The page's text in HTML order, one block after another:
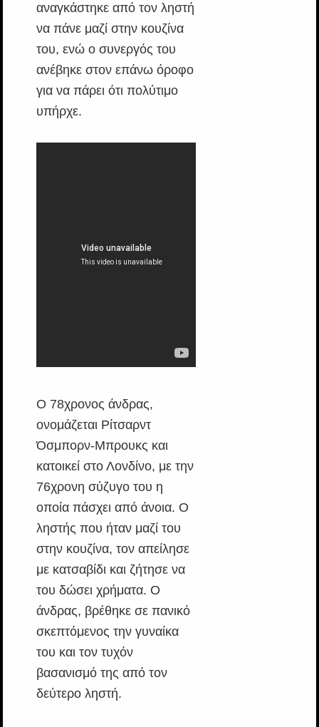
αναγκάστηκε από τον ληστή
να πάνε μαζί στην κουζίνα
του, ενώ ο συνεργός του
ανέβηκε στον επάνω όροφο
για να πάρει ότι πολύτιμο
υπήρχε.
O 78χρονος άνδρας,
ονομάζεται Ρίτσαρντ
Όσμπορν-Μπρουκς και
κατοικεί στο Λονδίνο, με την
76χρονη σύζυγο του η
οποία πάσχει από άνοια. Ο
ληστής που ήταν μαζί του
στην κουζίνα, τον απείλησε
με κατσαβίδι και ζήτησε να
του δώσει χρήματα. Ο
άνδρας, βρέθηκε σε πανικό
σκεπτόμενος την γυναίκα
του και τον τυχόν
βασανισμό της από τον
δεύτερο ληστή.